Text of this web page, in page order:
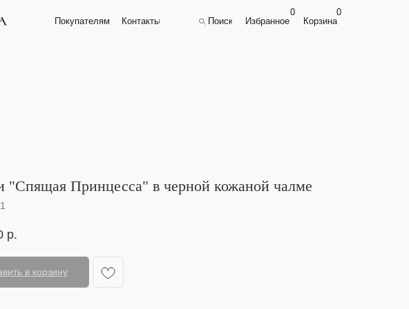
Корзина
Покупателям Контакты Поиск Избранное
0 0
Покупателям Контакты Корзина
Поиск Избранное
0 0
"Спящая Принцесса" в черной кожаной чалме
р.
в корзину